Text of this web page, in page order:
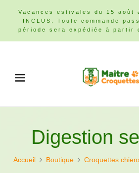
Vacances estivales du 15 août
INCLUS. Toute commande
période sera expédiée à partir
Digestion
Accueil Boutique Croquettes